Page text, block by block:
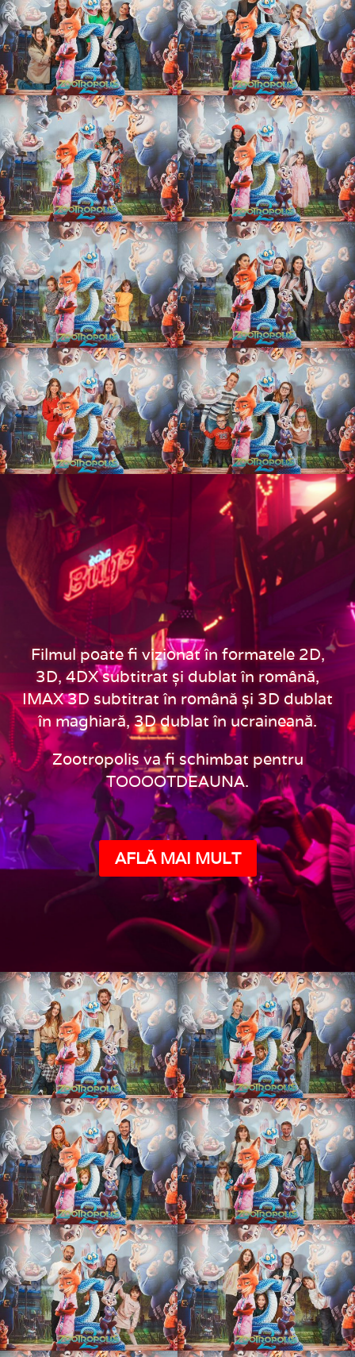
Filmul poate fi vizionat în formatele 2D,
3D, 4DX subtitrat și dublat în română,
IMAX 3D subtitrat în română și 3D dublat
în maghiară, 3D dublat în ucraineană.
Zootropolis va fi schimbat pentru
TOOOOTDEAUNA.
AFLĂ MAI MULT